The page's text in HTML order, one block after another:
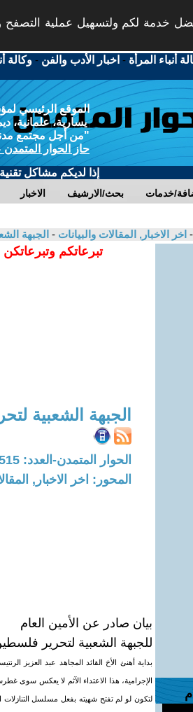
خدمة لكم ولتسهيل عملية التصفح
أنباء المرأة - اخبار الأدب والفن -وكالة
الموقع الرئيسي
يسارية، علمانية،
"من أجل مجتمع
حاز الحوار
إذا لديكم مشاكل
الاخبار بحث/الارشيف خدمات
- اخر الاخبار, المقالات والبيانات - الجبهة
تبرعاتكم
الجبهة الشعبية
الحوار المتمدن-العدد: 515 - 2003 / 6 / 11 - 21:10
المحور: اخر الاخبار,
بيان صادر عن الأمين العام
للجبهة الشعبية لتحرير
بداية أهنئ الأخ القائد المجاهد عبد العزيز
الإجرامية، هذا الاعتداء الآثم لا يعكس سوى
لتكون لو لم تفتح شهيته بفعل مسلسل